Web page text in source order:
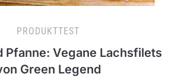
PRODUKTTEST
Pfanne: Vegane Lachsfilets
Green Legend